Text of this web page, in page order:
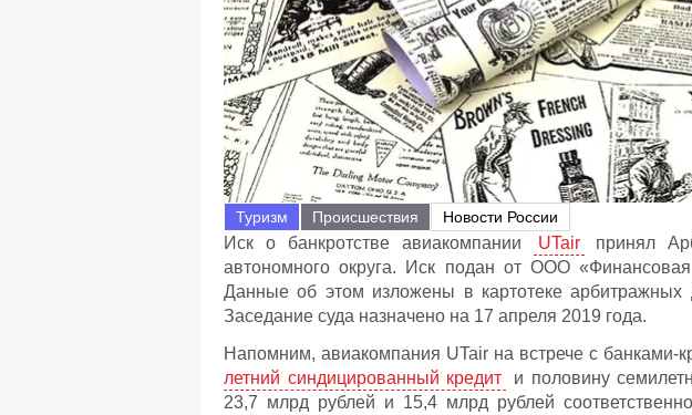
Туризм Происшествия Новости России
Иск о банкротстве авиакомпании UTair
принял
автономного округа. Иск подан от ООО
Данные об этом изложены в картотеке арбитражных
Заседание суда назначено на 17 апреля 2019 года.
Напомним, авиакомпания UTair на встрече с банками-
летний синдицированный кредит
и половину
23,7 млрд рублей и 15,4 млрд рублей